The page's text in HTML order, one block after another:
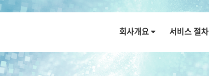
회사개요 서비스 절차